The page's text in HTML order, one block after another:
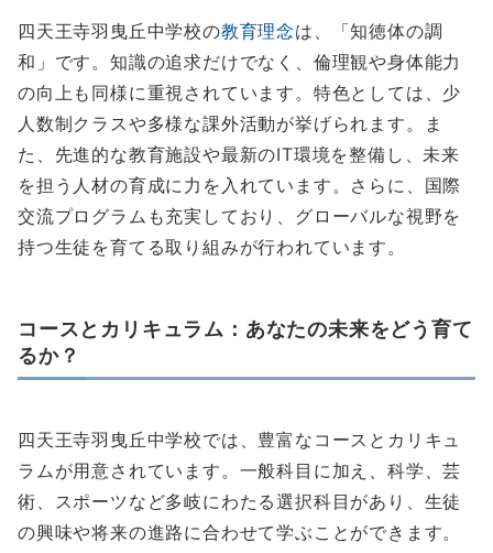
四天王寺羽曳丘中学校の教育理念は、「知徳体の調
和」です。知識の追求だけでなく、倫理観や身体能力
の向上も同様に重視されています。特色としては、少
人数制クラスや多様な課外活動が挙げられます。ま
た、先進的な教育施設や最新のIT環境を整備し、未来
を担う人材の育成に力を入れています。さらに、国際
交流プログラムも充実しており、グローバルな視野を
持つ生徒を育てる取り組みが行われています。
コースとカリキュラム：あなたの未来をどう育て
るか？
四天王寺羽曳丘中学校では、豊富なコースとカリキュ
ラムが用意されています。一般科目に加え、科学、芸
術、スポーツなど多岐にわたる選択科目があり、生徒
の興味や将来の進路に合わせて学ぶことができます。